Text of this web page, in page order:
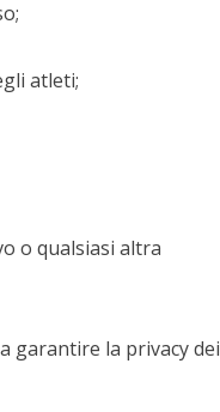
atleti;
o qualsiasi altra
garantire la privacy dei